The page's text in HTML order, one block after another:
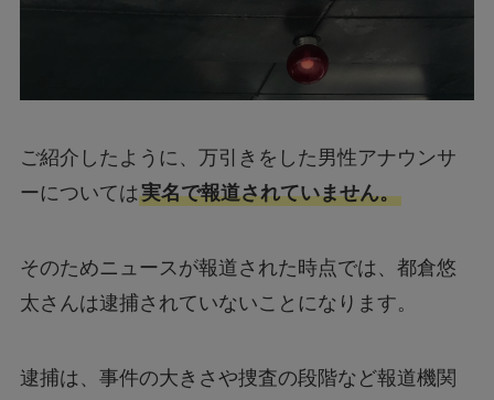
ご紹介したように、万引きをした男性アナウンサ
ーについては実名で報道されていません。
そのためニュースが報道された時点では、都倉悠
太さんは逮捕されていないことになります。
逮捕は、事件の大きさや捜査の段階など報道機関